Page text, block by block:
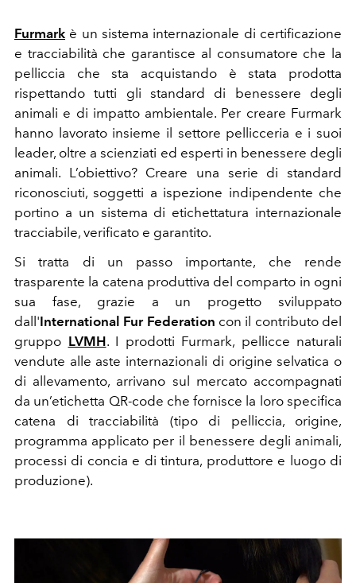
Furmark è un sistema internazionale di certificazione
e tracciabilità che garantisce al consumatore che la
pelliccia che sta acquistando è stata prodotta
rispettando tutti gli standard di benessere degli
animali e di impatto ambientale. Per creare Furmark
hanno lavorato insieme il settore pellicceria e i suoi
leader, oltre a scienziati ed esperti in benessere degli
animali. L’obiettivo? Creare una serie di standard
riconosciuti, soggetti a ispezione indipendente che
portino a un sistema di etichettatura internazionale
tracciabile, verificato e garantito.
Si tratta di un passo importante, che rende
trasparente la catena produttiva del comparto in ogni
sua fase, grazie a un progetto sviluppato
dall'International Fur Federation con il contributo del
gruppo LVMH. I prodotti Furmark, pellicce naturali
vendute alle aste internazionali di origine selvatica o
di allevamento, arrivano sul mercato accompagnati
da un’etichetta QR-code che fornisce la loro specifica
catena di tracciabilità (tipo di pelliccia, origine,
programma applicato per il benessere degli animali,
processi di concia e di tintura, produttore e luogo di
produzione).